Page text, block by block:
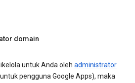
domain
untuk Anda oleh administrator
pengguna Google Apps), maka